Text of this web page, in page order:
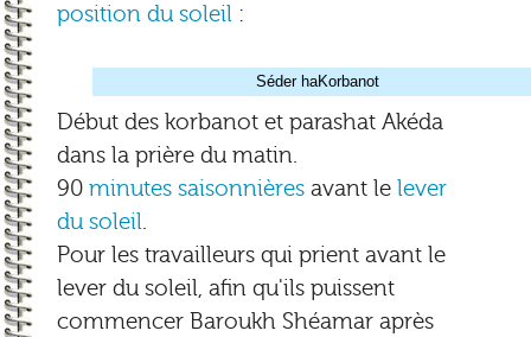
position du soleil :
Séder haKorbanot
Début des korbanot et parashat Akéda
dans la prière du matin.
90minutes saisonnières avant lelever
du soleil.
Pour les travailleurs qui prient avant le
lever du soleil, afin qu'ils puissent
commencer Baroukh Shéamar après